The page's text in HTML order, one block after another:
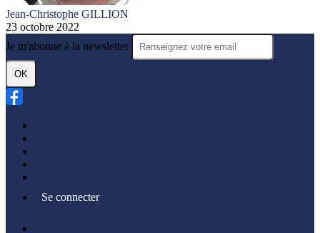
Jean-Christophe GILLION
23 octobre 2022
Je m'abonne à la newsletter
OK
Se connecter